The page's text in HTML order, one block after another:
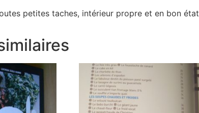
petites taches, intérieur propre et en bon état